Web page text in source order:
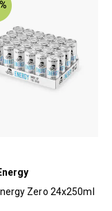
Zero 24x250ml